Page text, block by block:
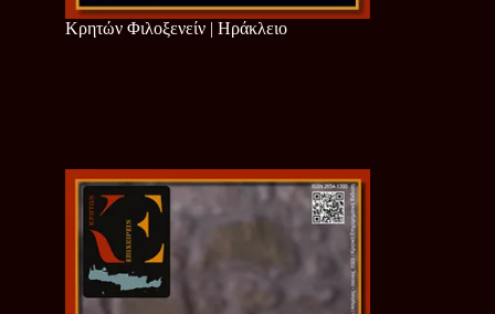
Κρητών Φιλοξενείν | Ηράκλειο